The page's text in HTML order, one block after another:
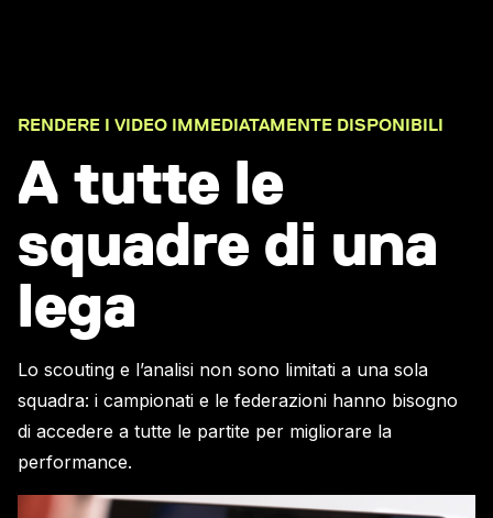
RENDERE I VIDEO IMMEDIATAMENTE DISPONIBILI
A tutte le
squadre di una
lega
Lo scouting e l’analisi non sono limitati a una sola
squadra: i campionati e le federazioni hanno bisogno
di accedere a tutte le partite per migliorare la
performance.